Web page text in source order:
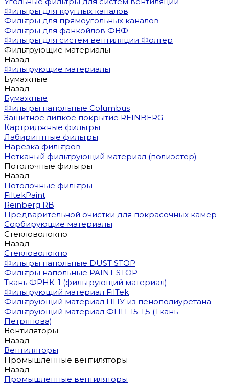
Фильтры для круглых каналов
Фильтры для прямоугольных каналов
Фильтры для фанкойлов ФВФ
Фильтры для систем вентиляции Фолтер
Фильтрующие материалы
Назад
Фильтрующие материалы
Бумажные
Назад
Бумажные
Фильтры напольные Columbus
Защитное липкое покрытие REINBERG
Картриджные фильтры
Лабиринтные фильтры
Нарезка фильтров
Нетканый фильтрующий материал (полиэстер)
Потолочные фильтры
Назад
Потолочные фильтры
FiltekPaint
Reinberg RB
Предварительной очистки для покрасочных камер
Сорбирующие материалы
Стекловолокно
Назад
Стекловолокно
Фильтры напольные DUST STOP
Фильтры напольные PAINT STOP
Ткань ФРНК-1 (фильтрующий материал)
Фильтрующий материал FilTek
Фильтрующий материал ППУ из пенополиуретана
Фильтрующий материал ФПП-15-1,5 (Ткань
Петрянова)
Вентиляторы
Назад
Вентиляторы
Промышленные вентиляторы
Назад
Промышленные вентиляторы